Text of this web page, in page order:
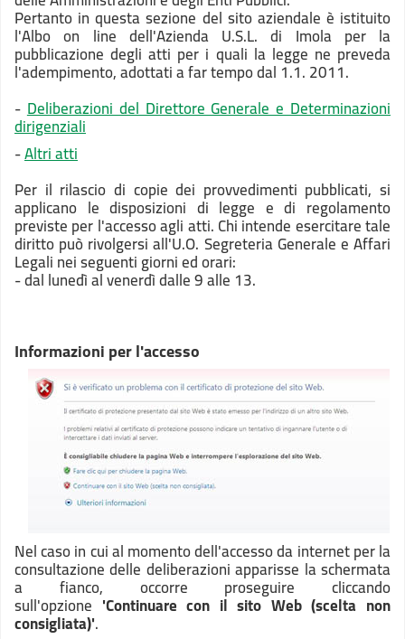
Pertanto in questa sezione del sito aziendale è istituito
l'Albo on line dell'Azienda U.S.L. di Imola per la
pubblicazione degli atti per i quali la legge ne preveda
l'adempimento, adottati a far tempo dal 1.1. 2011.
-Deliberazioni del Direttore Generale e Determinazioni
dirigenziali
-Altri atti
Per il rilascio di copie dei provvedimenti pubblicati, si
applicano le disposizioni di legge e di regolamento
previste per l'accesso agli atti. Chi intende esercitare tale
diritto può rivolgersi all'U.O. Segreteria Generale e Affari
Legali nei seguenti giorni ed orari:
- dal lunedì al venerdì dalle 9 alle 13.
Informazioni per l'accesso
Nel caso in cui al momento dell'accesso da internet per la
consultazione delle deliberazioni apparisse la schermata
a fianco, occorre proseguire cliccando
sull'opzione 'Continuare con il sito Web (scelta non
consigliata)'.